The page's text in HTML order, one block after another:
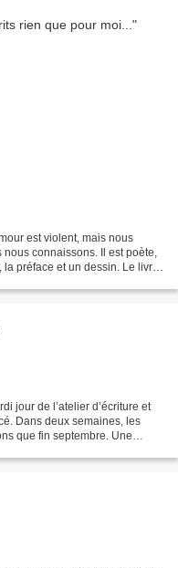
est violent, mais nous
connaissons. Il est poète,
préface et un dessin. Le livre
jour de l’atelier d’écriture et
Dans deux semaines, les
que fin septembre. Une